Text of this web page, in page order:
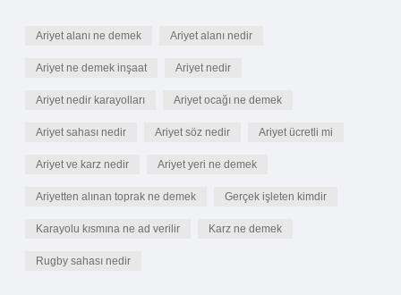
Ariyet alanı ne demek Ariyet alanı nedir
Ariyet ne demek inşaat Ariyet nedir
Ariyet nedir karayolları Ariyet ocağı ne demek
Ariyet sahası nedir Ariyet söz nedir Ariyet ücretli mi
Ariyet ve karz nedir Ariyet yeri ne demek
Ariyetten alınan toprak ne demek Gerçek işleten kimdir
Karayolu kısmına ne ad verilir Karz ne demek
Rugby sahası nedir